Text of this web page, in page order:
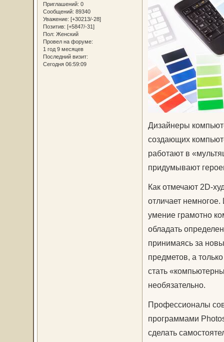
Приглашений: 0
Сообщений: 89340
Уважение: [+30213/-28]
Позитив: [+5847/-31]
Пол: Женский
Провел на форуме:
1 год 9 месяцев
Последний визит:
Сегодня 06:59:09
Дизайнеры
создающих
работают в
придумывают
Как отмечают 2D-
отличает
умение грамотно
обладать
принимаясь за
предметов, а
стать
необязательно.
Профессионалы
программами
сделать